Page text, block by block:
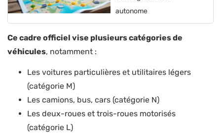
autonome
Ce cadre officiel vise plusieurs catégories de
véhicules, notamment :
Les voitures particulières et utilitaires légers
(catégorie M)
Les camions, bus, cars (catégorie N)
Les deux-roues et trois-roues motorisés
(catégorie L)